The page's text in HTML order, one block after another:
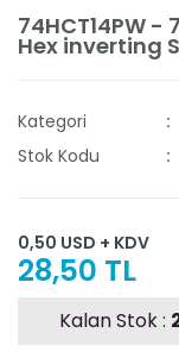
74HCT14PW -
Hex inverting
Kategori
Stok Kodu
0,50 USD + KDV
28,50 TL
Kalan Stok :